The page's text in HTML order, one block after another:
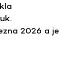
2026 a je